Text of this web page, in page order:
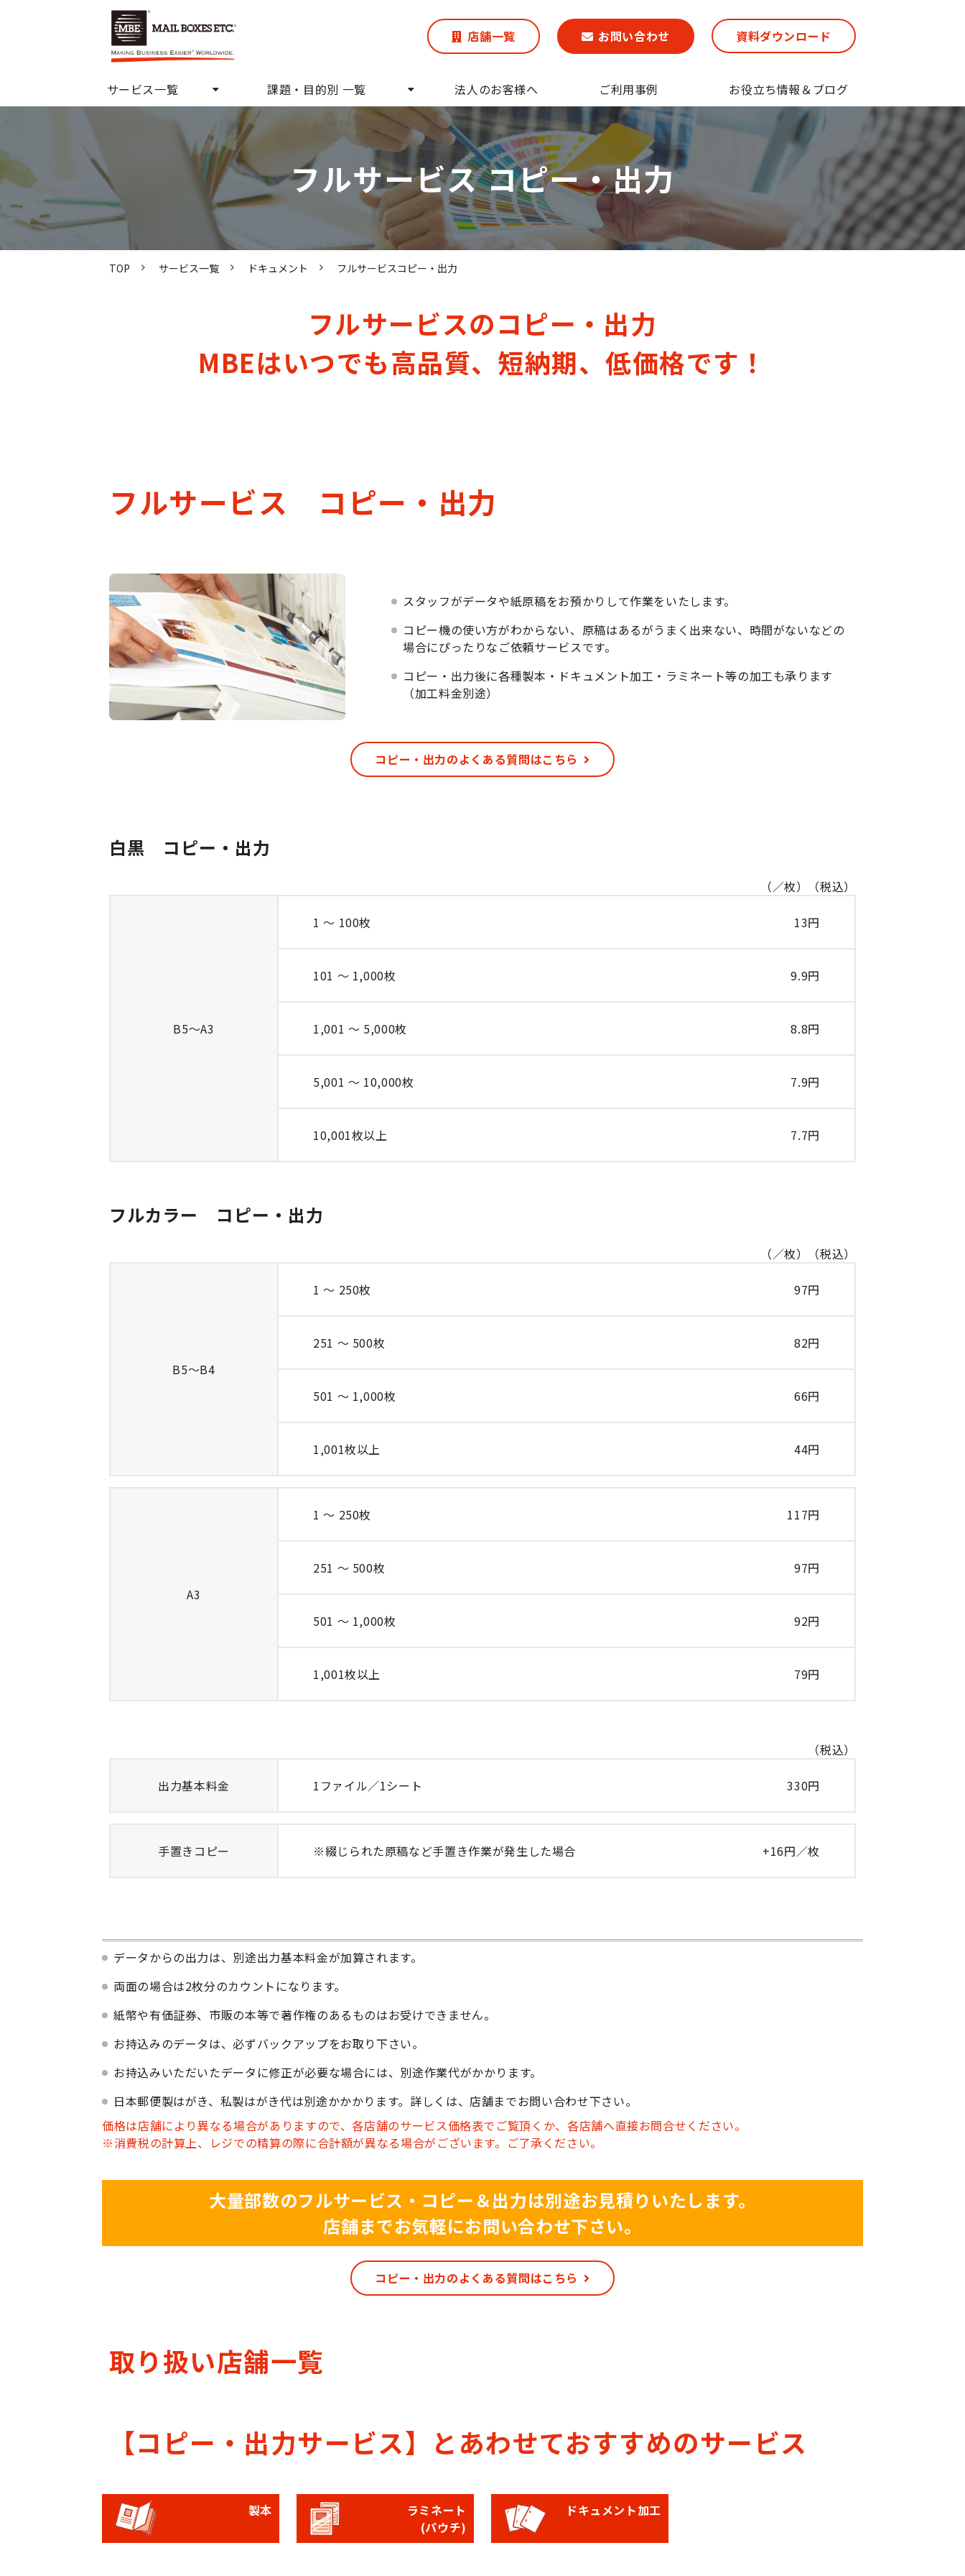
店舗一覧 お問い合わせ 資料ダウンロード
サービス一覧 課題・目的別 一覧 法人のお客様へ ご利用事例 お役立ち情報＆ブログ
フルサービス コピー・出力
TOP サービス一覧 ドキュメント フルサービスコピー・出力
フルサービスのコピー・出力
MBEはいつでも高品質、短納期、低価格です！
フルサービス　コピー・出力
スタッフがデータや紙原稿をお預かりして作業をいたします。
コピー機の使い方がわからない、原稿はあるがうまく出来ない、時間がないなどの
場合にぴったりなご依頼サービスです。
コピー・出力後に各種製本・ドキュメント加工・ラミネート等の加工も承ります
（加工料金別途）
コピー・出力のよくある質問はこちら
白黒　コピー・出力
（／枚）（税込）
B5～A3
1 ～ 100枚 13円
101 ～ 1,000枚 9.9円
1,001 ～ 5,000枚 8.8円
5,001 ～ 10,000枚 7.9円
10,001枚以上 7.7円
フルカラー　コピー・出力
（／枚）（税込）
B5～B4
1 ～ 250枚 97円
251 ～ 500枚 82円
501 ～ 1,000枚 66円
1,001枚以上 44円
A3
1 ～ 250枚 117円
251 ～ 500枚 97円
501 ～ 1,000枚 92円
1,001枚以上 79円
（税込）
出力基本料金 1ファイル／1シート 330円
手置きコピー ※綴じられた原稿など手置き作業が発生した場合 +16円／枚
データからの出力は、別途出力基本料金が加算されます。
両面の場合は2枚分のカウントになります。
紙幣や有価証券、市販の本等で著作権のあるものはお受けできません。
お持込みのデータは、必ずバックアップをお取り下さい。
お持込みいただいたデータに修正が必要な場合には、別途作業代がかかります。
日本郵便製はがき、私製はがき代は別途かかかります。詳しくは、店舗までお問い合わせ下さい。
価格は店舗により異なる場合がありますので、各店舗のサービス価格表でご覧頂くか、各店舗へ直接お問合せください。
※消費税の計算上、レジでの精算の際に合計額が異なる場合がございます。ご了承ください。
大量部数のフルサービス・コピー＆出力は別途お見積りいたします。
店舗までお気軽にお問い合わせ下さい。
コピー・出力のよくある質問はこちら
取り扱い店舗一覧
【コピー・出力サービス】とあわせておすすめのサービス
製本
ラミネート
(パウチ)
ドキュメント加工